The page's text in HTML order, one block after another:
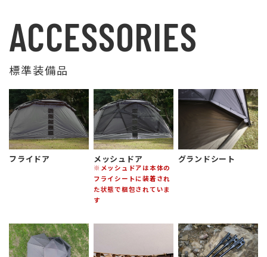
ACCESSORIES
標準装備品
フライドア メッシュドア
※メッシュドアは本体の
フライシートに装着され
た状態で梱包されていま
す
グランドシート